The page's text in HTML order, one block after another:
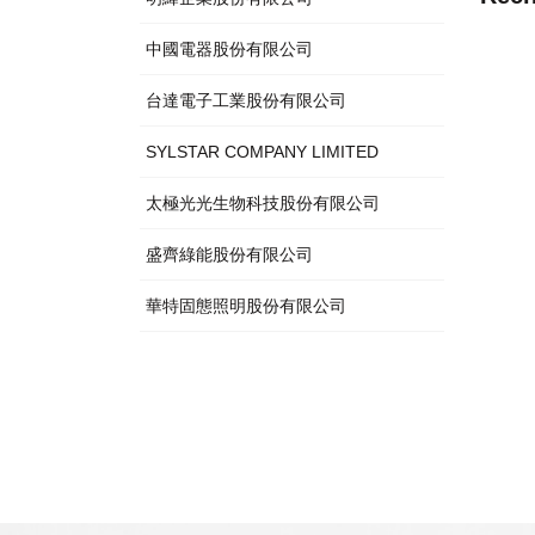
中國電器股份有限公司
台達電子工業股份有限公司
SYLSTAR COMPANY LIMITED
太極光光生物科技股份有限公司
盛齊綠能股份有限公司
華特固態照明股份有限公司